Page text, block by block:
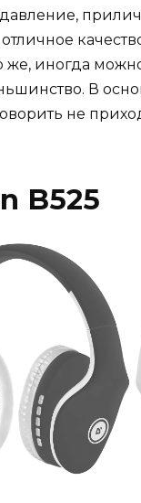
иногда
В
не
B525